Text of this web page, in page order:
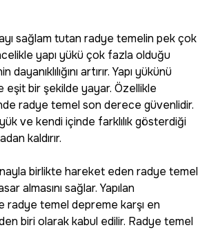
sağlam tutan radye temelin pek çok
yapı yükü çok fazla olduğu
artırır. Yapı yükünü
eşit bir şekilde yayar. Özellikle
radye temel son derece güvenlidir.
ve kendi içinde farklılık gösterdiği
kaldırır.
birlikte hareket eden radye temel
almasını sağlar. Yapılan
radye temel depreme karşı en
biri olarak kabul edilir. Radye temel